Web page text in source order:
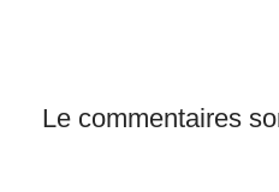
Le commentaires